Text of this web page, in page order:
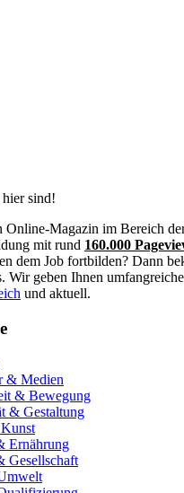
hier sind!
Magazin im Bereich
mit rund 160.000
dem Job fortbilden? Dann
Wir geben Ihnen
und aktuell.
& Medien
& Bewegung
& Gestaltung
Ernährung
Gesellschaft